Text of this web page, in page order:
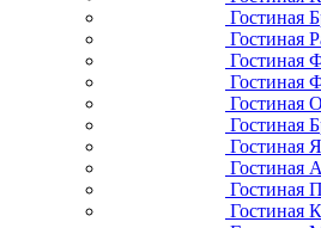
Гостиная
Гостиная
Гостиная
Гостиная
Гостиная
Гостиная
Гостиная
Гостиная
Гостиная
Гостиная